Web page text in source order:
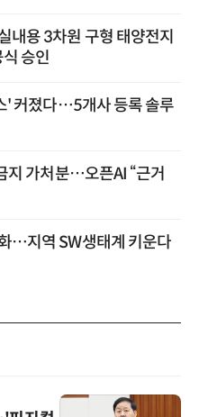
내용 3차원 구형 태양전지
승인
' 커졌다…5개사 등록 솔루
지 가처분…오픈AI “근거
…지역 SW생태계 키운다